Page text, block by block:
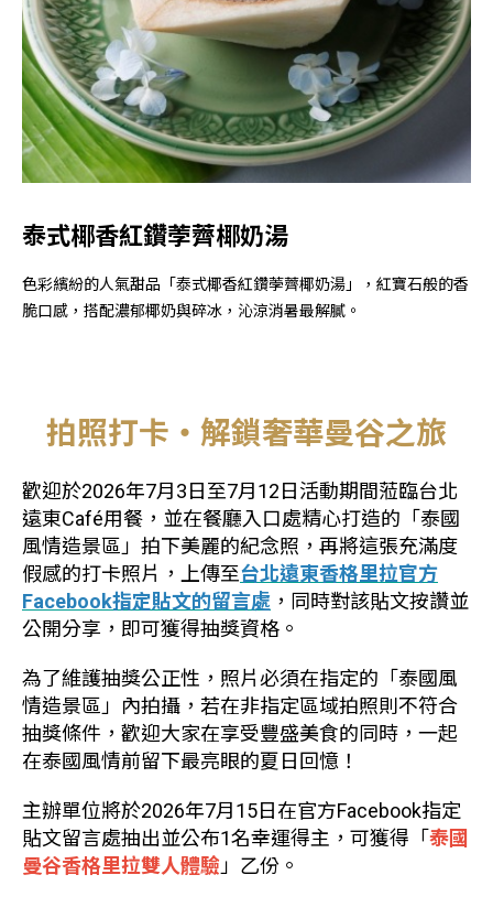
泰式椰香紅鑽荸薺椰奶湯
色彩繽紛的人氣甜品「泰式椰香紅鑽荸薺椰奶湯」，紅寶石般的香
脆口感，搭配濃郁椰奶與碎冰，沁涼消暑最解膩。
拍照打卡・解鎖奢華曼谷之旅
歡迎於2026年7月3日至7月12日活動期間蒞臨台北
遠東Café用餐，並在餐廳入口處精心打造的「泰國
風情造景區」拍下美麗的紀念照，再將這張充滿度
假感的打卡照片，上傳至台北遠東香格里拉官方
Facebook指定貼文的留言處 ，同時對該貼文按讚並
公開分享，即可獲得抽獎資格。
為了維護抽獎公正性，照片必須在指定的「泰國風
情造景區」內拍攝，若在非指定區域拍照則不符合
抽獎條件，歡迎大家在享受豐盛美食的同時，一起
在泰國風情前留下最亮眼的夏日回憶！
主辦單位將於2026年7月15日在官方Facebook指定
貼文留言處抽出並公布1名幸運得主，可獲得「 泰國
曼谷香格里拉雙人體驗」乙份。